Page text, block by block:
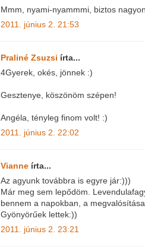
Mmm, nyami-nyammmi, biztos
2011. június 2. 21:53
Praliné Zsuzsi írta...
4Gyerek, okés, jönnek :)
Gesztenye, köszönöm szépen!
Angéla, tényleg finom volt! :)
2011. június 2. 22:02
Vianne írta...
Az agyunk továbbra is egyre jár:)))
Már meg sem lepődöm.
bennem a napokban, a
Gyönyörűek lettek:))
2011. június 2. 23:21